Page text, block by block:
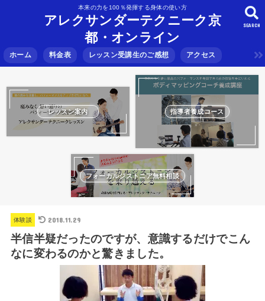
本来の力を100％発揮する身体の使い方
アレクサンダーテクニーク京
都・オンライン
SEARCH
ホーム 料金表 レッスン受講生のご感想 アクセス
レッスン案内 指導者養成コース
フォーカルジストニア無料相談
体験談 2018.11.29
半信半疑だったのですが、意識するだけでこん
なに変わるのかと驚きました。